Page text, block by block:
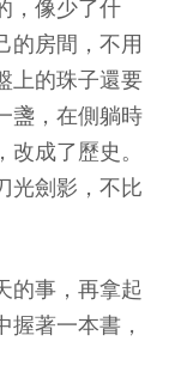
，像少了什
的房間，不用
上的珠子還要
盞，在側躺時
成了歷史。
光劍影，不比
的事，再拿起
著一本書，